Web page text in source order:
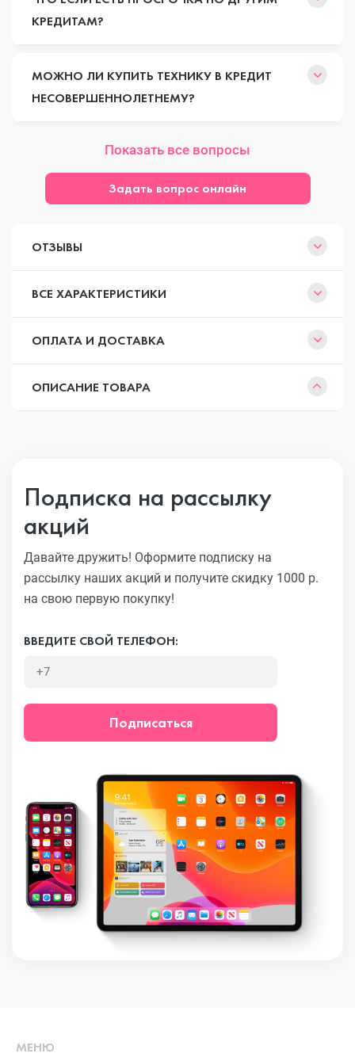
КРЕДИТАМ?
МОЖНО ЛИ КУПИТЬ ТЕХНИКУ В КРЕДИТ
НЕСОВЕРШЕННОЛЕТНЕМУ?
Показать все вопросы
Задать вопрос онлайн
ОТЗЫВЫ
ВСЕ ХАРАКТЕРИСТИКИ
ОПЛАТА И ДОСТАВКА
ОПИСАНИЕ ТОВАРА
Подписка на рассылку
акций
Давайте дружить! Оформите подписку на
рассылку наших акций и получите скидку 1000 р.
на свою первую покупку!
ВВЕДИТЕ СВОЙ ТЕЛЕФОН:
Подписаться
МЕНЮ